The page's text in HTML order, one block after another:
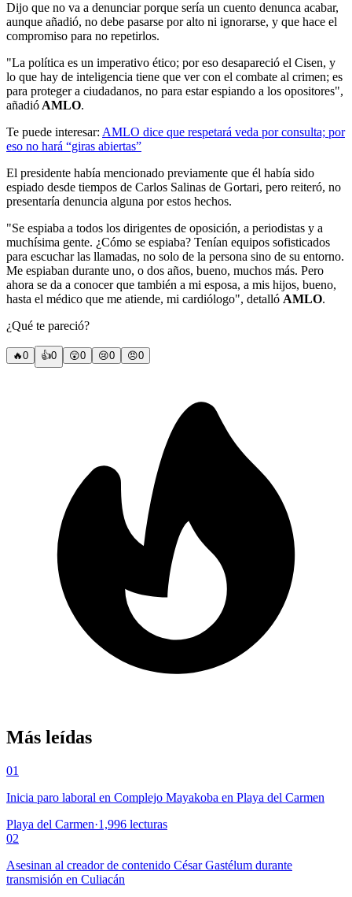
Dijo que no va a denunciar porque sería un cuento denunca acabar,
aunque añadió, no debe pasarse por alto ni ignorarse, y que hace el
compromiso para no repetirlos.
"La política es un imperativo ético; por eso desapareció el Cisen, y
lo que hay de inteligencia tiene que ver con el combate al crimen; es
para proteger a ciudadanos, no para estar espiando a los opositores",
añadió AMLO.
Te puede interesar: AMLO dice que respetará veda por consulta; por
eso no hará “giras abiertas”
El presidente había mencionado previamente que él había sido
espiado desde tiempos de Carlos Salinas de Gortari, pero reiteró, no
presentaría denuncia alguna por estos hechos.
"Se espiaba a todos los dirigentes de oposición, a periodistas y a
muchísima gente. ¿Cómo se espiaba? Tenían equipos sofisticados
para escuchar las llamadas, no solo de la persona sino de su entorno.
Me espiaban durante uno, o dos años, bueno, muchos más. Pero
ahora se da a conocer que también a mi esposa, a mis hijos, bueno,
hasta el médico que me atiende, mi cardiólogo", detalló AMLO.
¿Qué te pareció?
🔥0 👍0 😲0 😢0 😠0
Más leídas
01
Inicia paro laboral en Complejo Mayakoba en Playa del Carmen
Playa del Carmen·1,996 lecturas
02
Asesinan al creador de contenido César Gastélum durante
transmisión en Culiacán